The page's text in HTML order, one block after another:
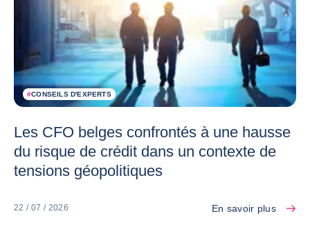
#CONSEILS D'EXPERTS
Les CFO belges confrontés à une hausse
du risque de crédit dans un contexte de
tensions géopolitiques
22 / 07 / 2026 En savoir plus